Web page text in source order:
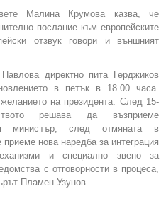
Малина Крумова казва, че
послание към европейските
отзвук говори и външният
директно пита Герджиков
в петък в 18.00 часа.
на президента. След 15-
решава да възприеме
министър, след отмяната в
нова наредба за интеграция
и специално звено за
с отговорности в процеса,
Пламен Узунов.